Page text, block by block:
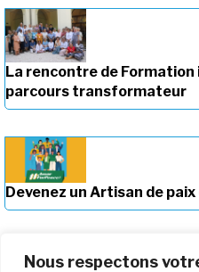
Nous respectons
La rencontre de Formation
parcours transformateur
Devenez un Artisan de paix